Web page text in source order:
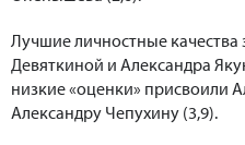
Лучшие личностные
Девяткиной и Александра
низкие «оценки» присвоили
Александру Чепухину (3,9).